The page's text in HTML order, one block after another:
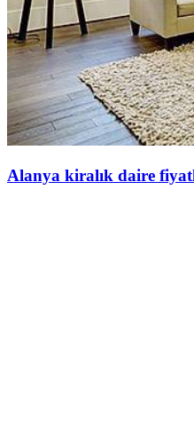
Alanya kiralık daire